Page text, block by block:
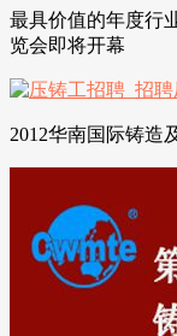
最具价值的年度行
览会即将开幕
2012华南国际铸造